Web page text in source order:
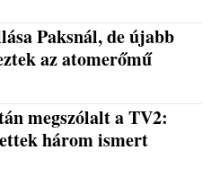
Paksnál, de újabb
az atomerőmű
megszólalt a TV2:
három ismert